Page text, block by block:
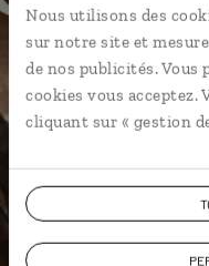
Nous utilisons des
sur notre site et
de nos publicités. Vous
cookies vous acceptez.
cliquant sur « gestion
Une
Amérindiens